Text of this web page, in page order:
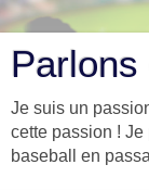
Je suis un
cette passion !
baseball en